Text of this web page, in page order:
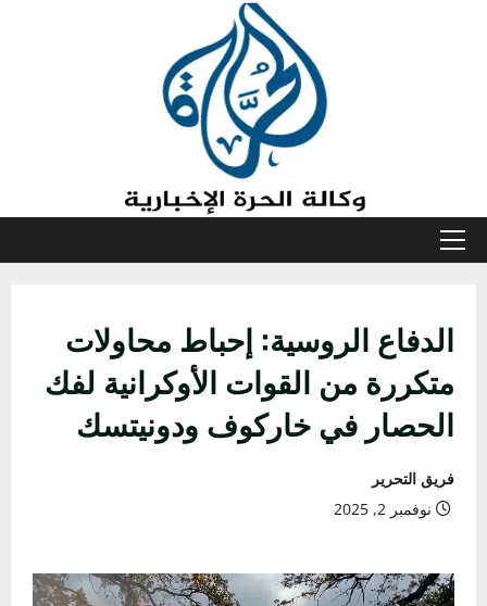
القائمة
الدفاع الروسية: إحباط محاولات
متكررة من القوات الأوكرانية لفك
الحصار في خاركوف ودونيتسك
فريق التحرير
نوفمبر 2, 2025